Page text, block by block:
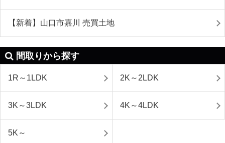
【新着】山口市嘉川 売買土地
間取りから探す
1R～1LDK 2K～2LDK
3K～3LDK 4K～4LDK
5K～